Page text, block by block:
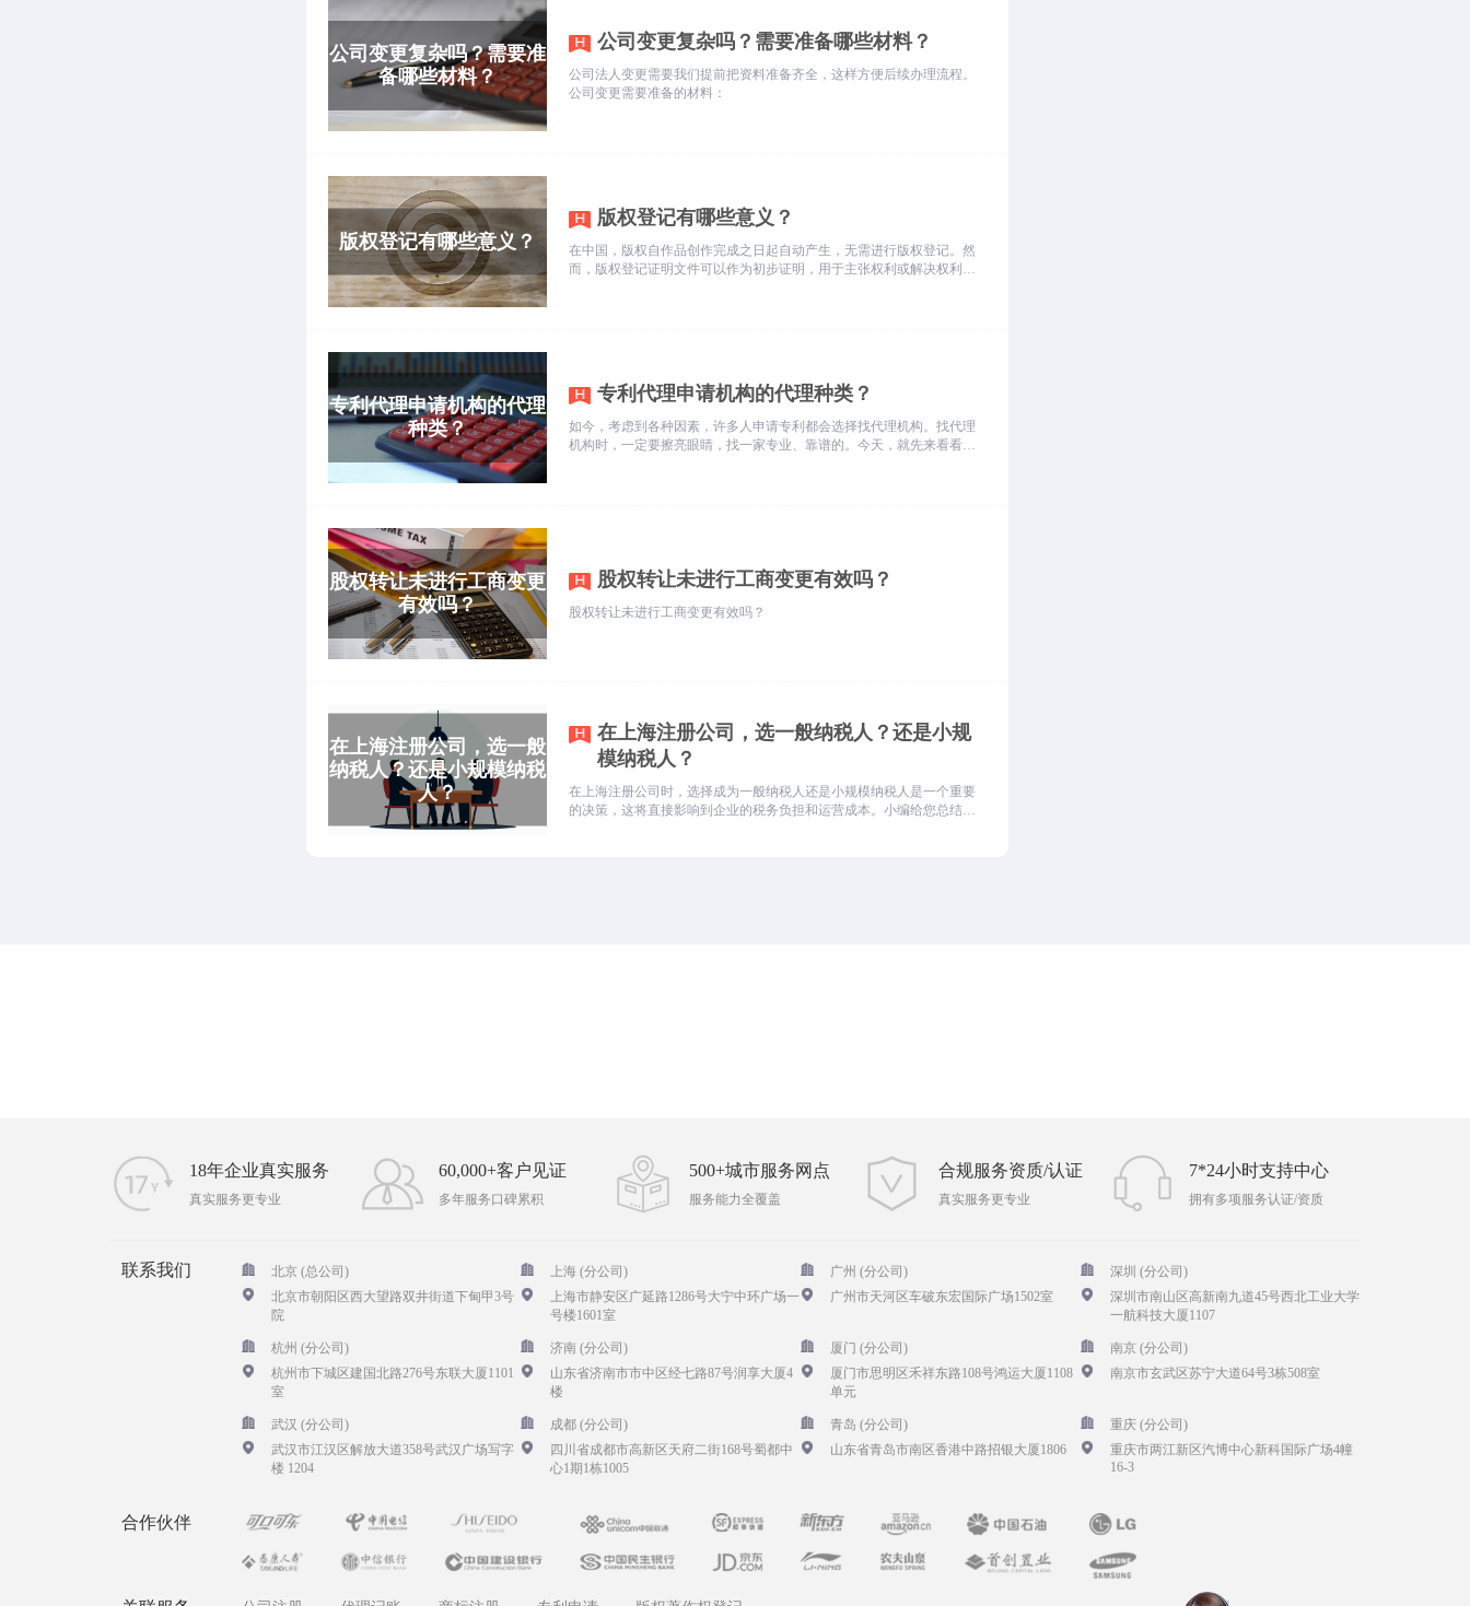
公司变更复杂吗？需要准备哪些材料？
公司法人变更需要我们提前把资料准备齐全，这样方便后续办理流程。
公司变更需要准备的材料：
版权登记有哪些意义？
在中国，版权自作品创作完成之日起自动产生，无需进行版权登记。然
而，版权登记证明文件可以作为初步证明，用于主张权利或解决权利纠
专利代理申请机构的代理种类？
如今，考虑到各种因素，许多人申请专利都会选择找代理机构。找代理
机构时，一定要擦亮眼睛，找一家专业、靠谱的。今天，就先来看看专
股权转让未进行工商变更有效吗？
股权转让未进行工商变更有效吗？
在上海注册公司，选一般纳税人？还是小规
模纳税人？
在上海注册公司时，选择成为一般纳税人还是小规模纳税人是一个重要
的决策，这将直接影响到企业的税务负担和运营成本。小编给您总结一
18年企业真实服务
真实服务更专业
60,000+客户见证
多年服务口碑累积
500+城市服务网点
服务能力全覆盖
合规服务资质/认证
真实服务更专业
7*24小时支持中心
拥有多项服务认证/资质
联系我们
北京 (总公司)
北京市朝阳区西大望路双井街道下甸甲3号
院
上海 (分公司)
上海市静安区广延路1286号大宁中环广场一
号楼1601室
广州 (分公司)
广州市天河区车破东宏国际广场1502室
深圳 (分公司)
深圳市南山区高新南九道45号西北工业大学
一航科技大厦1107
杭州 (分公司)
杭州市下城区建国北路276号东联大厦1101
室
济南 (分公司)
山东省济南市市中区经七路87号润享大厦4
楼
厦门 (分公司)
厦门市思明区禾祥东路108号鸿运大厦1108
单元
南京 (分公司)
南京市玄武区苏宁大道64号3栋508室
武汉 (分公司)
武汉市江汉区解放大道358号武汉广场写字
楼 1204
成都 (分公司)
四川省成都市高新区天府二街168号蜀都中
心1期1栋1005
青岛 (分公司)
山东省青岛市南区香港中路招银大厦1806
重庆 (分公司)
重庆市两江新区汽博中心新科国际广场4幢
16-3
合作伙伴